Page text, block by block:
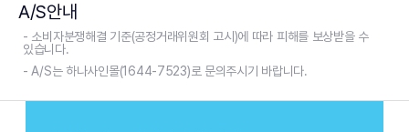
A/S안내
- 소비자분쟁해결 기준(공정거래위원회 고시)에 따라 피해를 보상받을 수
있습니다.
- A/S는 하나사인몰(1644-7523)로 문의주시기 바랍니다.